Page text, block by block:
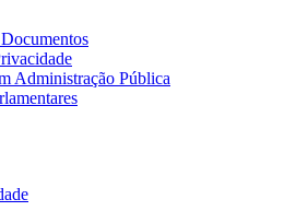
Administração Pública